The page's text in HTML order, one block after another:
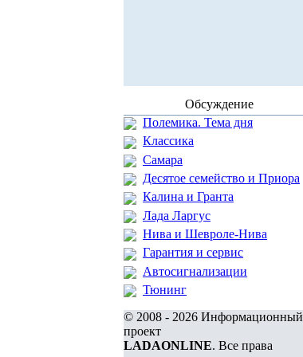
Обсуждение
Полемика. Тема дня
Классика
Самара
Десятое семейство и Приора
Калина и Гранта
Лада Ларгус
Нива и Шевроле-Нива
Гарантия и сервис
Автосигнализации
Тюнинг
© 2008 - 2026 Информационный
проект
LADAONLINE. Все права